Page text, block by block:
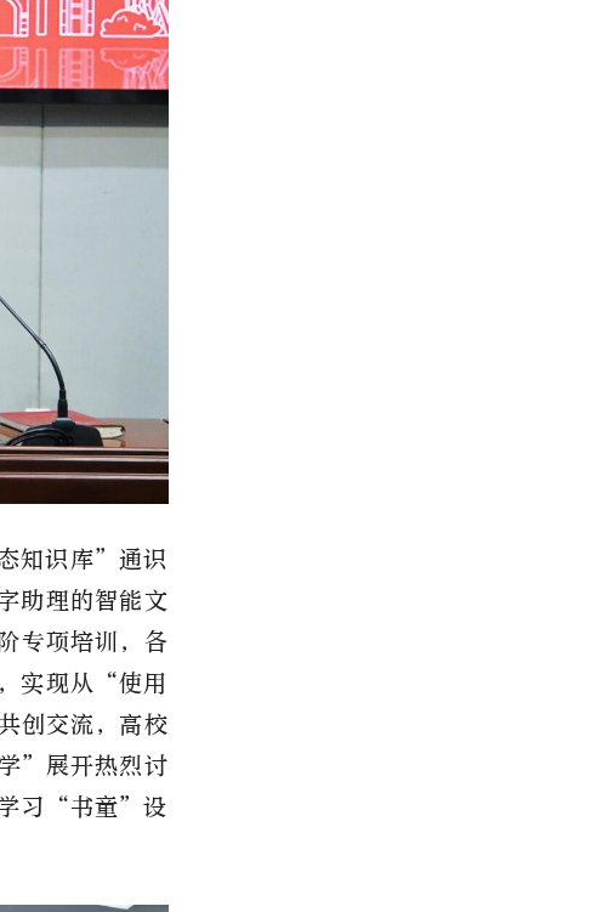
知识库”通识
助理的智能文
专项培训，各
实现从“使用
创交流，高校
”展开热烈讨
学习“书童”设